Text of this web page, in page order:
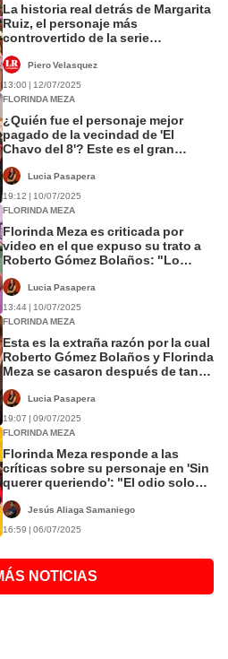
La historia real detrás de Margarita
Ruiz, el personaje más
controvertido de la serie
Piero Velasquez
13:00 | 12/07/2025
FLORINDA MEZA
¿Quién fue el personaje mejor
pagado de la vecindad de 'El
Chavo del 8'? Este es el gran
Lucia Pasapera
19:12 | 10/07/2025
FLORINDA MEZA
Florinda Meza es criticada por
video en el que expuso su trato a
Roberto Gómez Bolaños: "Lo
Lucia Pasapera
13:44 | 10/07/2025
FLORINDA MEZA
Esta es la extraña razón por la cual
Roberto Gómez Bolaños y Florinda
Meza se casaron después de tanto
Lucia Pasapera
19:07 | 09/07/2025
FLORINDA MEZA
Florinda Meza responde a las
críticas sobre su personaje en 'Sin
querer queriendo': "El odio solo
Jesús Aliaga Samaniego
16:59 | 06/07/2025
NOTICIAS